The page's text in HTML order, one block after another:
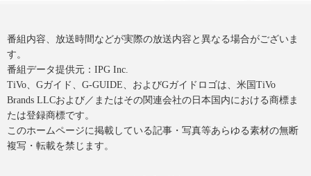
番組内容、放送時間などが実際の放送内容と異なる場合がございま
す。
番組データ提供元：IPG Inc.
TiVo、Gガイド、G-GUIDE、およびGガイドロゴは、米国TiVo
Brands LLCおよび／またはその関連会社の日本国内における商標ま
たは登録商標です。
このホームページに掲載している記事・写真等あらゆる素材の無断
複写・転載を禁じます。